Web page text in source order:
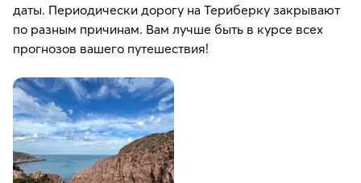
даты. Периодически дорогу на Териберку закрывают
по разным причинам. Вам лучше быть в курсе всех
прогнозов вашего путешествия!